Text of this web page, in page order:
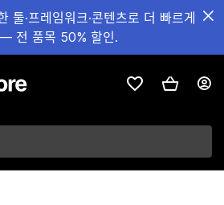
툴·프레임워크·콘텐츠로 더 빠르게
전 품목 50% 할인.